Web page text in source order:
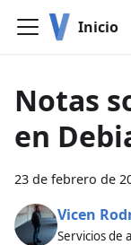
Inicio
Notas
en
23 de febrero de
Vicen
Servicios de